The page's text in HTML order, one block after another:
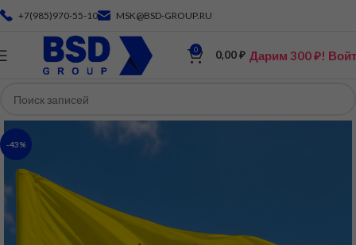
+7(985)970-55-10 MSK@BSD-GROUP.RU
0 0,00₽ Дарим 300 ₽!
-43%